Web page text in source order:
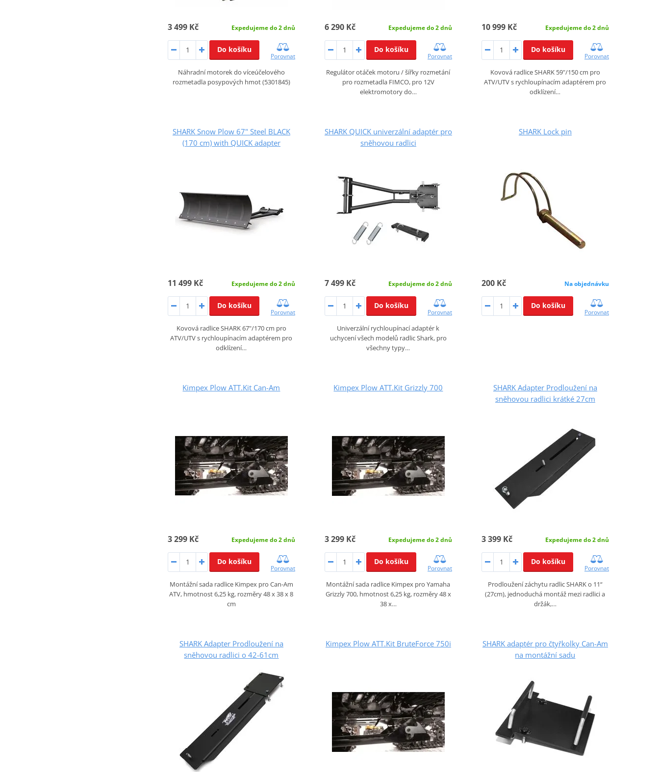
3 499 Kč Expedujeme do 2 dnů
Do košíku
Porovnat
Náhradní motorek do víceúčelového
rozmetadla posypových hmot (5301845)
6 290 Kč Expedujeme do 2 dnů
Do košíku
Porovnat
Regulátor otáček motoru / šířky rozmetání
pro rozmetadla FIMCO, pro 12V
elektromotory do…
10 999 Kč Expedujeme do 2 dnů
Do košíku
Porovnat
Kovová radlice SHARK 59"/150 cm pro
ATV/UTV s rychloupínacím adaptérem pro
odklízení…
SHARK Snow Plow 67" Steel BLACK
(170 cm) with QUICK adapter
11 499 Kč Expedujeme do 2 dnů
Do košíku
Porovnat
Kovová radlice SHARK 67"/170 cm pro
ATV/UTV s rychloupínacím adaptérem pro
odklízení…
SHARK QUICK univerzální adaptér pro
sněhovou radlici
7 499 Kč Expedujeme do 2 dnů
Do košíku
Porovnat
Univerzální rychloupínací adaptér k
uchycení všech modelů radlic Shark, pro
všechny typy…
SHARK Lock pin
200 Kč Na objednávku
Do košíku
Porovnat
Kimpex Plow ATT.Kit Can-Am
3 299 Kč Expedujeme do 2 dnů
Do košíku
Porovnat
Montážní sada radlice Kimpex pro Can-Am
ATV, hmotnost 6,25 kg, rozměry 48 x 38 x 8
cm
Kimpex Plow ATT.Kit Grizzly 700
3 299 Kč Expedujeme do 2 dnů
Do košíku
Porovnat
Montážní sada radlice Kimpex pro Yamaha
Grizzly 700, hmotnost 6,25 kg, rozměry 48 x
38 x…
SHARK Adapter Prodloužení na
sněhovou radlici krátké 27cm
3 399 Kč Expedujeme do 2 dnů
Do košíku
Porovnat
Prodloužení záchytu radlic SHARK o 11“
(27cm), jednoduchá montáž mezi radlici a
držák,…
SHARK Adapter Prodloužení na
sněhovou radlici o 42-61cm
Kimpex Plow ATT.Kit BruteForce 750i
SHARK adaptér pro čtyřkolky Can-Am
na montážní sadu